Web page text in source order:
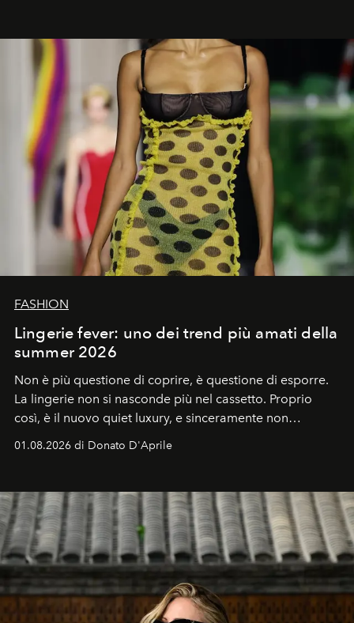
FASHION
Lingerie fever: uno dei trend più amati della
summer 2026
Non è più questione di coprire, è questione di esporre.
La lingerie non si nasconde più nel cassetto. Proprio
così, è il nuovo quiet luxury, e sinceramente non
01.08.2026 di Donato D'Aprile